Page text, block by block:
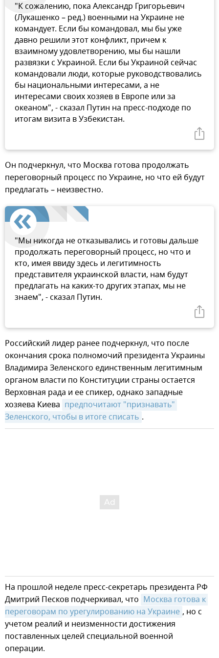
"К сожалению, пока Александр Григорьевич
(Лукашенко – ред.) военными на Украине не
командует. Если бы командовал, мы бы уже
давно решили этот конфликт, причем к
взаимному удовлетворению, мы бы нашли
развязки с Украиной. Если бы Украиной сейчас
командовали люди, которые руководствовались
бы национальными интересами, а не
интересами своих хозяев в Европе или за
океаном", - сказал Путин на пресс-подходе по
итогам визита в Узбекистан.
Он подчеркнул, что Москва готова продолжать
переговорный процесс по Украине, но что ей будут
предлагать – неизвестно.
"Мы никогда не отказывались и готовы дальше
продолжать переговорный процесс, но что и
кто, имея ввиду здесь и легитимность
представителя украинской власти, нам будут
предлагать на каких-то других этапах, мы не
знаем", - сказал Путин.
Российский лидер ранее подчеркнул, что после
окончания срока полномочий президента Украины
Владимира Зеленского единственным легитимным
органом власти по Конституции страны остается
Верховная рада и ее спикер, однако западные
хозяева Киева предпочитают "признавать"
Зеленского, чтобы в итоге списать .
На прошлой неделе пресс-секретарь президента РФ
Дмитрий Песков подчеркивал, что Москва готова к
переговорам по урегулированию на Украине , но с
учетом реалий и неизменности достижения
поставленных целей специальной военной
операции.